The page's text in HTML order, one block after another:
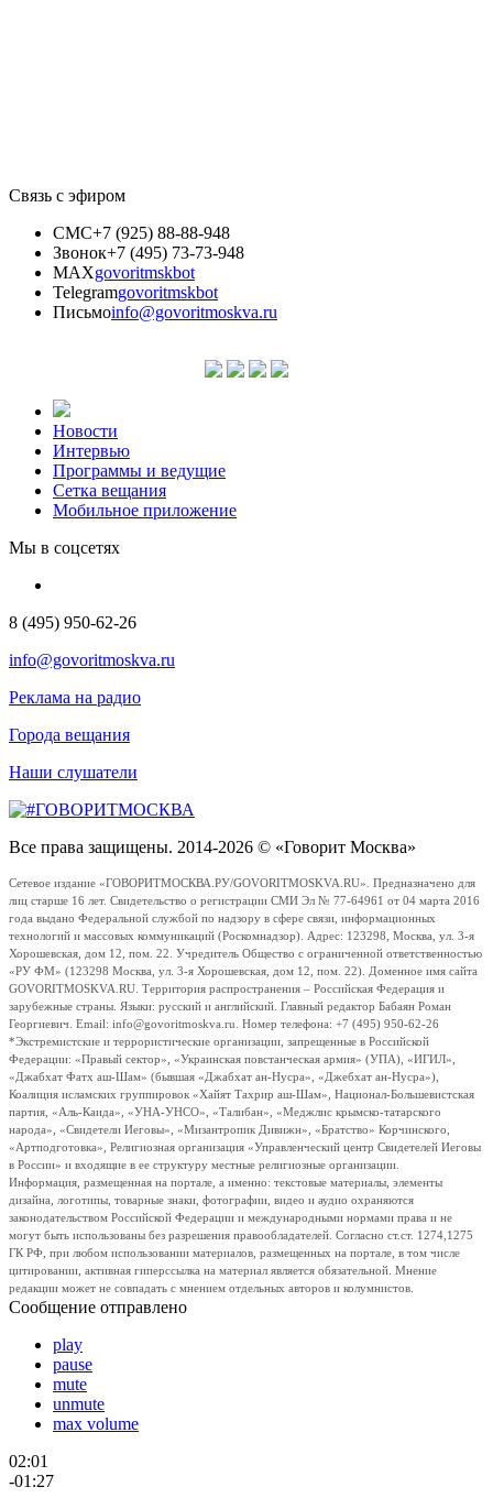
Связь с эфиром
СМС+7 (925) 88-88-948
Звонок+7 (495) 73-73-948
MAXgovoritmskbot
Telegramgovoritmskbot
Письмоinfo@govoritmoskva.ru
Новости
Интервью
Программы и ведущие
Сетка вещания
Мобильное приложение
Мы в соцсетях
8 (495) 950-62-26
info@govoritmoskva.ru
Реклама на радио
Города вещания
Наши слушатели
Все права защищены. 2014-2026 © «Говорит Москва»
Сетевое издание «ГОВОРИТМОСКВА.РУ/GOVORITMOSKVA.RU». Предназначено для
лиц старше 16 лет. Свидетельство о регистрации СМИ Эл № 77-64961 от 04 марта 2016
года выдано Федеральной службой по надзору в сфере связи, информационных
технологий и массовых коммуникаций (Роскомнадзор). Адрес: 123298, Москва, ул. 3-я
Хорошевская, дом 12, пом. 22. Учредитель Общество с ограниченной ответственностью
«РУ ФМ» (123298 Москва, ул. 3-я Хорошевская, дом 12, пом. 22). Доменное имя сайта
GOVORITMOSKVA.RU. Территория распространения – Российская Федерация и
зарубежные страны. Языки: русский и английский. Главный редактор Бабаян Роман
Георгиевич. Email: info@govoritmoskva.ru. Номер телефона: +7 (495) 950-62-26
*Экстремистские и террористические организации, запрещенные в Российской
Федерации: «Правый сектор», «Украинская повстанческая армия» (УПА), «ИГИЛ»,
«Джабхат Фатх аш-Шам» (бывшая «Джабхат ан-Нусра», «Джебхат ан-Нусра»),
Коалиция исламских группировок «Хайят Тахрир аш-Шам», Национал-Большевистская
партия, «Аль-Каида», «УНА-УНСО», «Талибан», «Меджлис крымско-татарского
народа», «Свидетели Иеговы», «Мизантропик Дивижн», «Братство» Корчинского,
«Артподготовка», Религиозная организация «Управленческий центр Свидетелей Иеговы
в России» и входящие в ее структуру местные религиозные организации.
Информация, размещенная на портале, а именно: текстовые материалы, элементы
дизайна, логотипы, товарные знаки, фотографии, видео и аудио охраняются
законодательством Российской Федерации и международными нормами права и не
могут быть использованы без разрешения правообладателей. Согласно ст.ст. 1274,1275
ГК РФ, при любом использовании материалов, размещенных на портале, в том числе
цитировании, активная гиперссылка на материал является обязательной. Мнение
редакции может не совпадать с мнением отдельных авторов и колумнистов.
Сообщение отправлено
play
pause
mute
unmute
max volume
02:01
-01:27